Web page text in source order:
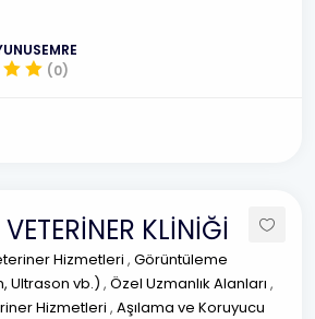
(0)
VETERİNER KLİNİĞİ
Hizmetleri , Görüntüleme
Ultrason vb.) , Özel Uzmanlık Alanları ,
Hizmetleri , Aşılama ve Koruyucu